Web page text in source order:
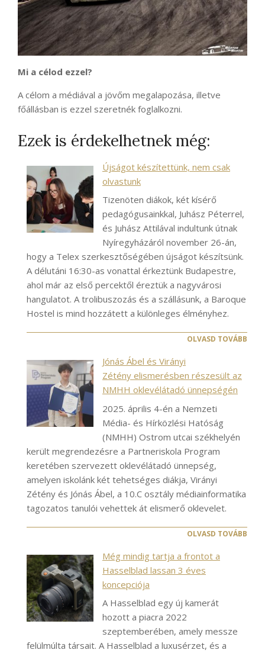
Mi a célod ezzel?
A célom a médiával a jövőm megalapozása, illetve
főállásban is ezzel szeretnék foglalkozni.
Ezek is érdekelhetnek még:
Újságot készítettünk, nem csak
olvastunk
Tizenöten diákok, két kísérő
pedagógusainkkal, Juhász Péterrel,
és Juhász Attilával indultunk útnak
Nyíregyházáról november 26-án,
hogy a Telex szerkesztőségében újságot készítsünk.
A délutáni 16:30-as vonattal érkeztünk Budapestre,
ahol már az első percektől éreztük a nagyvárosi
hangulatot. A trolibuszozás és a szállásunk, a Baroque
Hostel is mind hozzátett a különleges élményhez.
OLVASD TOVÁBB
Jónás Ábel és Virányi
Zétény elismerésben részesült az
NMHH oklevélátadó ünnepségén
2025. április 4-én a Nemzeti
Média- és Hírközlési Hatóság
(NMHH) Ostrom utcai székhelyén
került megrendezésre a Partneriskola Program
keretében szervezett oklevélátadó ünnepség,
amelyen iskolánk két tehetséges diákja, Virányi
Zétény és Jónás Ábel, a 10.C osztály médiainformatika
tagozatos tanulói vehettek át elismerő oklevelet.
OLVASD TOVÁBB
Még mindig tartja a frontot a
Hasselblad lassan 3 éves
koncepciója
A Hasselblad egy új kamerát
hozott a piacra 2022
szeptemberében, amely messze
felülmúlta társait. A Hasselblad a luxusérzet, és a